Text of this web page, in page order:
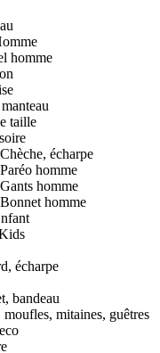
homme
taille
Chèche, écharpe
Paréo homme
Gants homme
Bonnet homme
écharpe
bandeau
moufles, mitaines, guêtres